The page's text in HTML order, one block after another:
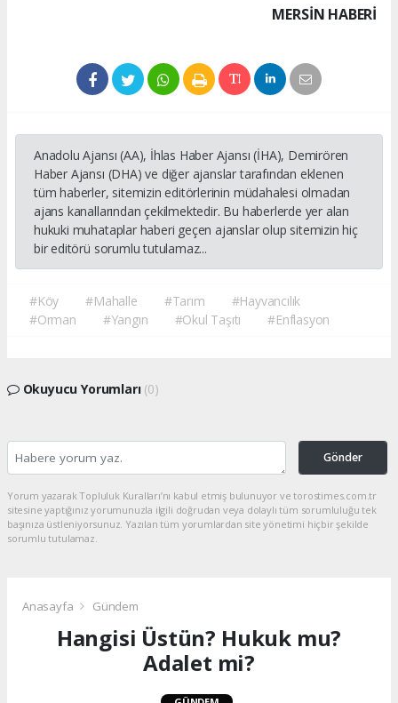
MERSIN HABERİ
Anadolu Ajansı (AA), İhlas Haber Ajansı (İHA), Demirören
Haber Ajansı (DHA) ve diğer ajanslar tarafından eklenen
tüm haberler, sitemizin editörlerinin müdahalesi olmadan
ajans kanallarından çekilmektedir. Bu haberlerde yer alan
hukuki muhataplar haberi geçen ajanslar olup sitemizin hiç
bir editörü sorumlu tutulamaz...
#Köy #Mahalle #Tarım
#Hayvancılık
#Orman
#Yangın #Okul Taşıtı #Enflasyon
Okuyucu Yorumları (0)
Gönder
Yorum yazarak Topluluk Kuralları’nı kabul etmiş bulunuyor ve torostimes.com.tr
sitesine yaptığınız yorumunuzla ilgili doğrudan veya dolaylı tüm sorumluluğu tek
başınıza üstleniyorsunuz. Yazılan tüm yorumlardan site yönetimi hiçbir şekilde
sorumlu tutulamaz.
Anasayfa Gündem
Hangisi Üstün? Hukuk mu?
Adalet mi?